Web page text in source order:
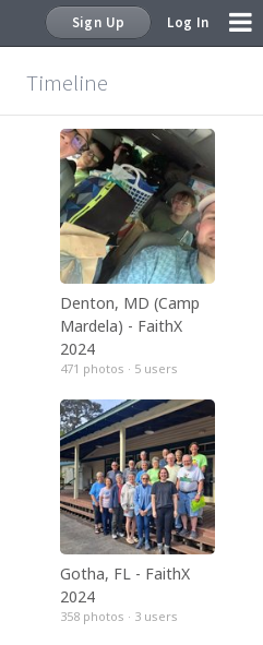
Sign Up Log In
Timeline
Denton, MD (Camp
Mardela) - FaithX
2024
471 photos · 5 users
Gotha, FL - FaithX
2024
358 photos · 3 users